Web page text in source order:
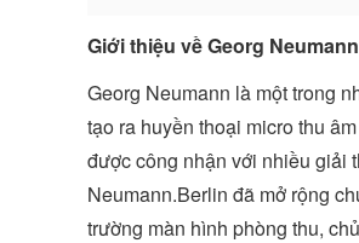
Giới thiệu về Georg Neumann
Georg Neumann là một trong
tạo ra huyền thoại micro thu
được công nhận với nhiều giải
Neumann.Berlin đã mở rộng
trường màn hình phòng thu,